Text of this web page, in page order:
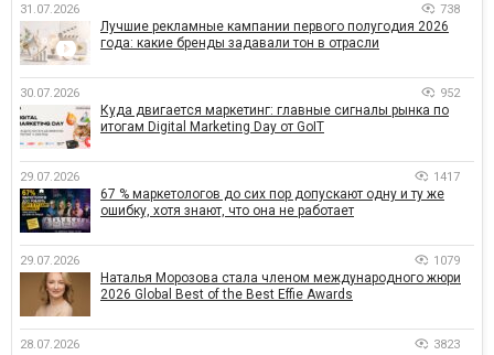
31.07.2026 738
Лучшие рекламные кампании первого полугодия 2026
года: какие бренды задавали тон в отрасли
30.07.2026 952
Куда двигается маркетинг: главные сигналы рынка по
итогам Digital Marketing Day от GoIT
29.07.2026 1417
67 % маркетологов до сих пор допускают одну и ту же
ошибку, хотя знают, что она не работает
29.07.2026 1079
Наталья Морозова стала членом международного жюри
2026 Global Best of the Best Effie Awards
28.07.2026 3823